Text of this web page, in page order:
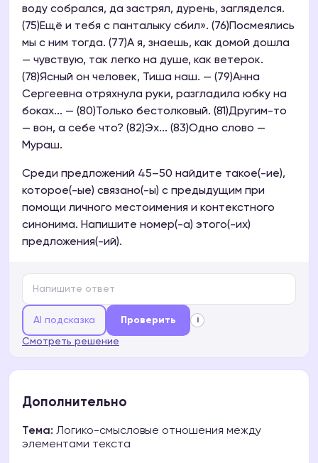
воду собрался, да застрял, дурень, загляделся.
(75)Ещё и тебя с панталыку сбил». (76)Посмеялись
мы с ним тогда. (77)А я, знаешь, как домой дошла
— чувствую, так легко на душе, как ветерок.
(78)Ясный он человек, Тиша наш. — (79)Анна
Сергеевна отряхнула руки, разгладила юбку на
боках... — (80)Только бестолковый. (81)Другим-то
— вон, а себе что? (82)Эх... (83)Одно слово —
Мураш.
Среди предложений 45–50 найдите такое(-ие),
которое(-ые) связано(-ы) с предыдущим при
помощи личного местоимения и контекстного
синонима. Напишите номер(-а) этого(-их)
предложения(-ий).
AI подсказка Проверить i
Смотреть решение
Дополнительно
Тема: Логико-смысловые отношения между
элементами текста